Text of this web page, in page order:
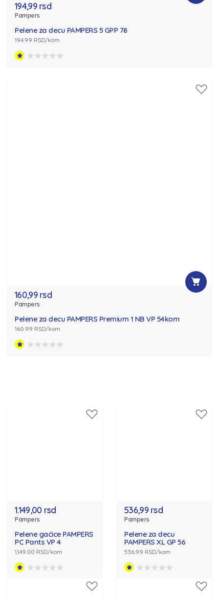
194,99 rsd
Pampers
Pelene za decu PAMPERS 5 GPP 78
194.99 RSD/kom
160,99 rsd
Pampers
Pelene za decu PAMPERS Premium 1 NB VP 54kom
160.99 RSD/kom
1.149,00 rsd
Pampers
Pelene gaćice PAMPERS
PC Pants VP 4
1,149.00 RSD/kom
536,99 rsd
Pampers
Pelene za decu
PAMPERS XL GP 56
536.99 RSD/kom